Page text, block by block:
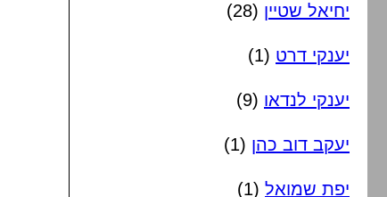
יחיאל שטיין (28)
יענקי דרט (1)
יענקי לנדאו (9)
יעקב דוב כהן (1)
יפת שמואל (1)